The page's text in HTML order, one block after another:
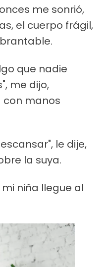
me sonrió,
el cuerpo frágil,
que nadie
me dijo,
manos
le dije,
la suya.
niña llegue al